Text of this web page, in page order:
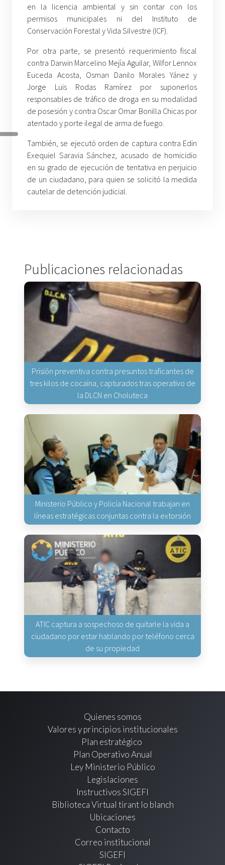
en la licencia ambiental y sin contar con los
permisos municipales ni del Instituto de
Conservación Forestal y Vida Silvestre (ICF).
Por otra parte, se presentó requerimiento fiscal
contra Darwin Marcelino Mejía Aguilar, Wilfor Lennox
Euceda Acosta, Osman Danilo Morales Yánez y
Jorge Luis Rodas Ramírez por suponerlos
responsables de tráfico de droga en su modalidad
de posesión y contra Oscar Omar Bonilla Chicas por
atentado y porte ilegal de arma de fuego.
También, se ejecutó orden de captura contra Edin
Exequiel Saravia Sánchez, acusado de homicidio
en su grado de ejecución de tentativa en perjuicio
de un ciudadano, para quien se solicitó la medida
cautelar de detención judicial.
Publicaciones relacionadas
Prisión preventiva contra presuntos traficantes de
tres kilos de cocaína, capturados tras operativo de
la DLCN en Choluteca
Ministerio Público y Policía Nacional trabajan en
líneas estratégicas conjuntas contra la extorsión
ATIC captura a sospechoso de quitarle la vida a
ciudadano por estar hablando por teléfono cerca
de su propiedad
Quienes somos
Valores y principios institucionales
Plan estratégico
Plan Operativo Anual
Ley Ministerio Público
Legislaciones
Instructivos SIGEFI
Biblioteca Virtual tirant lo blanch
Ubicaciones
Contacto
Correo institucional
SIGEFI